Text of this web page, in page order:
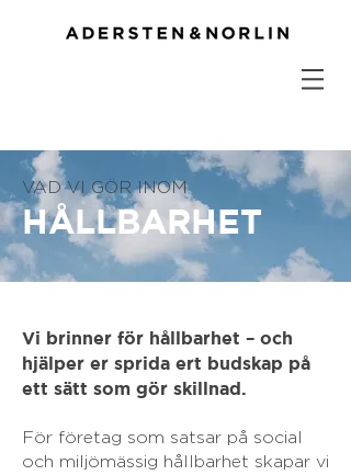
VAD VI GÖR INOM
HÅLLBARHET
Vi brinner för hållbarhet – och
hjälper er sprida ert budskap på
ett sätt som gör skillnad.
För företag som satsar på social
och miljömässig hållbarhet skapar vi